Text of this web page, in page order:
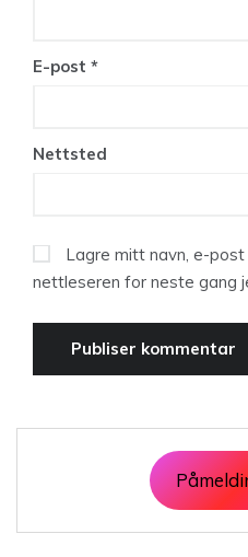
E-post *
Nettsted
Lagre mitt navn, e-
nettleseren for neste gang